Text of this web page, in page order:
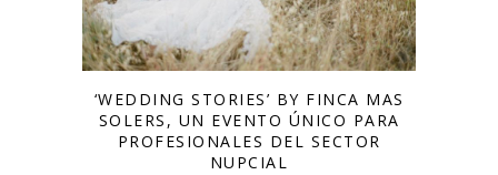
‘WEDDING STORIES’ BY FINCA MAS
SOLERS, UN EVENTO ÚNICO PARA
PROFESIONALES DEL SECTOR
NUPCIAL